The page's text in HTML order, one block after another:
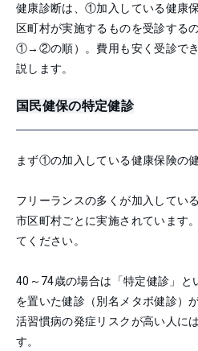
健康診断は、①加入している健康
区町村が実施するものを受診する
①→②の順）。費用も安く受診で
説します。
国民健保の特定健診
まず①の加入している健康保険の
フリーランスの多くが加入してい
市区町村ごとに実施されています
てください。
40～74歳の場合は「特定健診」と
を置いた健診（別名メタボ健診）
活習慣病の発症リスクが高い人に
す。